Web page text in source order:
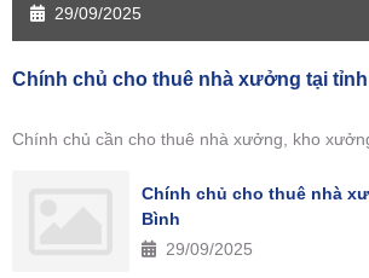
29/09/2025
Chính chủ cho thuê nhà xưởng tại
Chính chủ cần cho thuê nhà xưởng, kho
Chính chủ cho thuê nhà
Bình
29/09/2025